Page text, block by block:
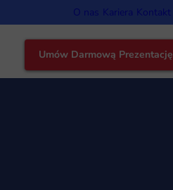
O nas Kariera Kontakt
Umów Darmową Prezentację